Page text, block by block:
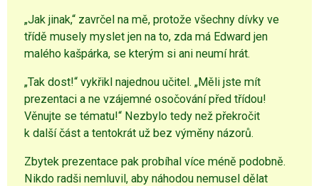
„Jak jinak,“ zavrčel na mě, protože všechny dívky ve
třídě musely myslet jen na to, zda má Edward jen
malého kašpárka, se kterým si ani neumí hrát.
„Tak dost!“ vykřikl najednou učitel. „Měli jste mít
prezentaci a ne vzájemné osočování před třídou!
Věnujte se tématu!“ Nezbylo tedy než překročit
k další část a tentokrát už bez výměny názorů.
Zbytek prezentace pak probíhal více méně podobně.
Nikdo radši nemluvil, aby náhodou nemusel dělat